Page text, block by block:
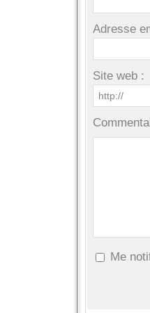
Adresse
Site web :
Me